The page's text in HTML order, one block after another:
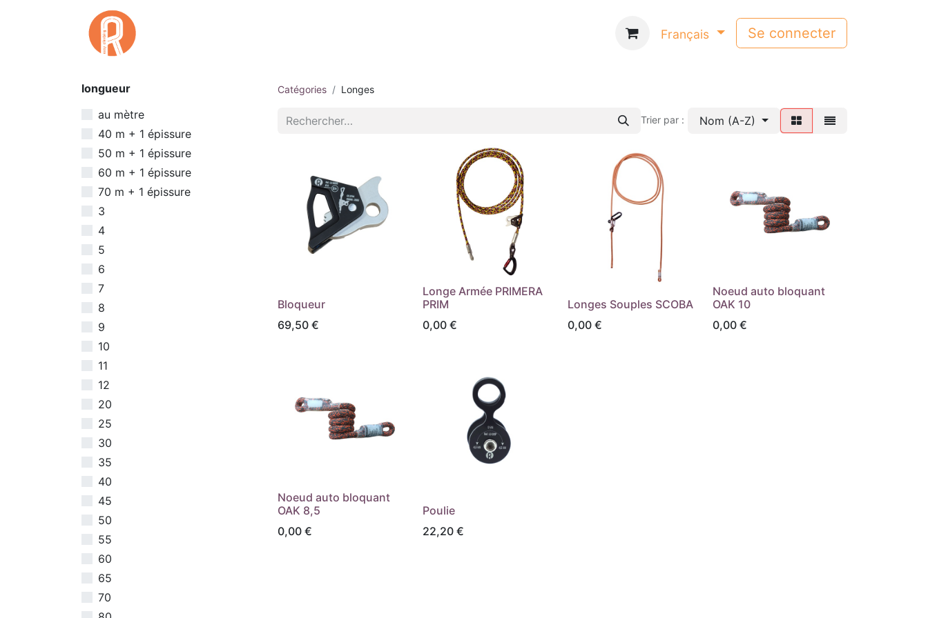
Français Se connecter
longueur
au mètre
40 m + 1 épissure
50 m + 1 épissure
60 m + 1 épissure
70 m + 1 épissure
3
4
5
6
7
8
9
10
11
12
20
25
30
35
40
45
50
55
60
65
70
Catégories Longes
Trier par : Nom (A-Z)
Bloqueur
69,50 €
Longe Armée PRIMERA
PRIM
0,00 €
Longes Souples SCOBA
0,00 €
Noeud auto bloquant
OAK 10
0,00 €
Noeud auto bloquant
OAK 8,5
0,00 €
Poulie
22,20 €